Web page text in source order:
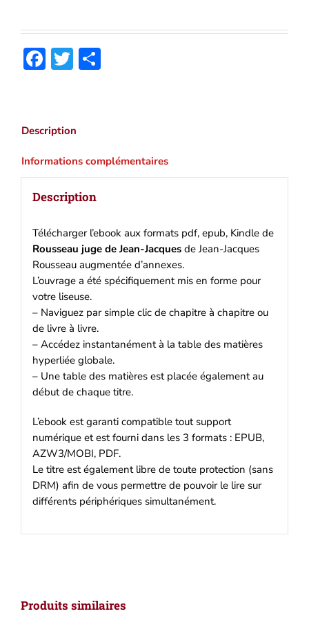
de
Jean-
Rousseau)
Ebook
pdf,
Facebook
Twitter
Description
Informations complémentaires
Description
Télécharger l’ebook aux formats pdf, epub, Kindle de
Rousseau juge de Jean-Jacquesde Jean-Jacques
Rousseau augmentée d’annexes.
L’ouvrage a été spécifiquement mis en forme pour
votre liseuse.
– Naviguez par simple clic de chapitre à chapitre ou
de livre à livre.
– Accédez instantanément à la table des matières
hyperliée globale.
– Une table des matières est placée également au
début de chaque titre.
L’ebook est garanti compatible tout support
numérique et est fourni dans les 3 formats : EPUB,
AZW3/MOBI, PDF.
Le titre est également libre de toute protection (sans
DRM) afin de vous permettre de pouvoir le lire sur
différents périphériques simultanément.
Produits similaires